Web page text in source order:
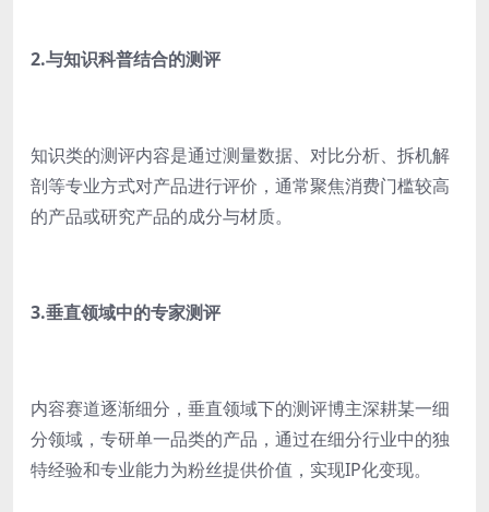
2.与知识科普结合的测评
知识类的测评内容是通过测量数据、对比分析、拆机解
剖等专业方式对产品进行评价，通常聚焦消费门槛较高
的产品或研究产品的成分与材质。
3.垂直领域中的专家测评
内容赛道逐渐细分，垂直领域下的测评博主深耕某一细
分领域，专研单一品类的产品，通过在细分行业中的独
特经验和专业能力为粉丝提供价值，实现IP化变现。